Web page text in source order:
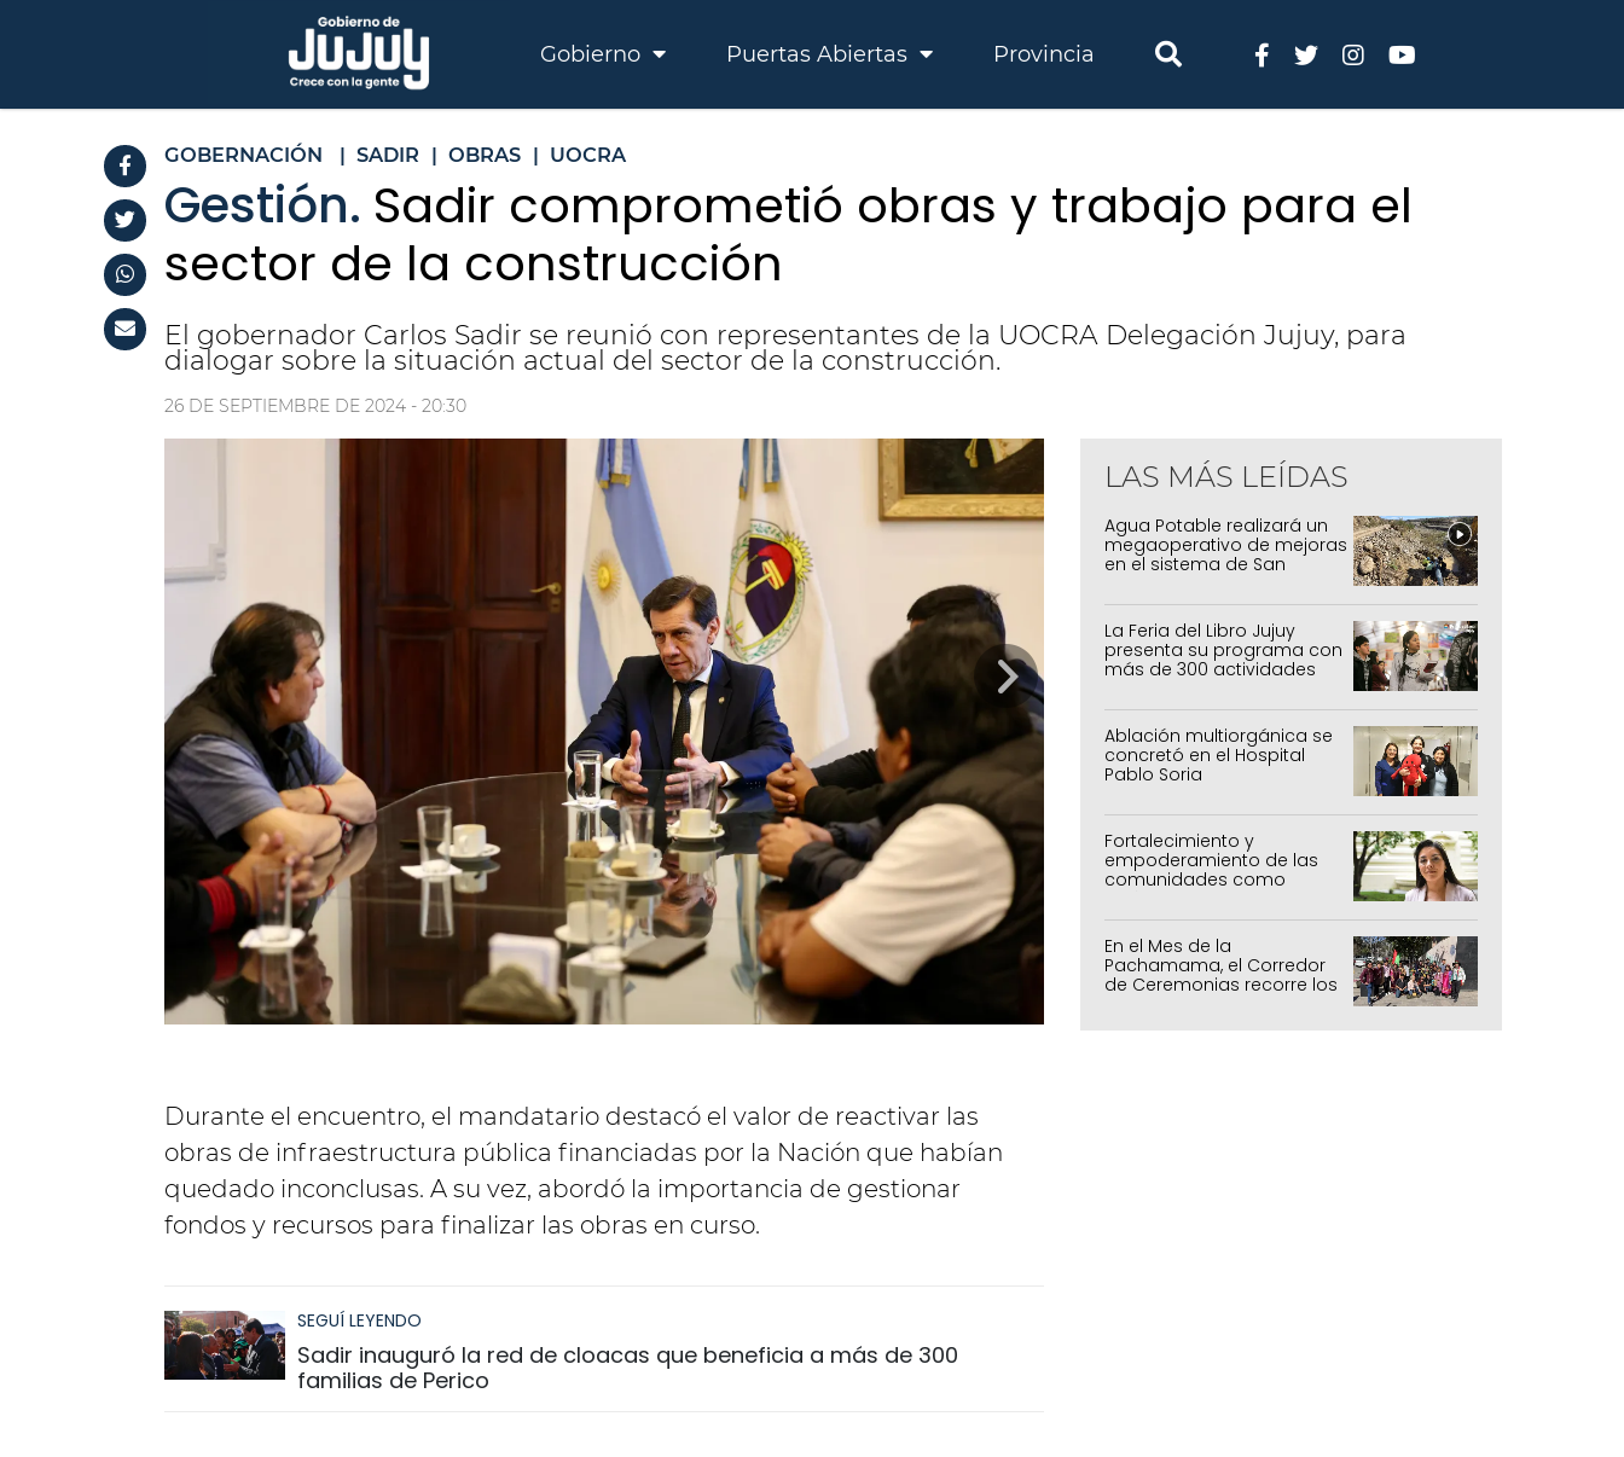
Gobierno Puertas Abiertas Provincia
GOBERNACIÓN | SADIR | OBRAS | UOCRA
Gestión. Sadir comprometió obras y trabajo para el
sector de la construcción
El gobernador Carlos Sadir se reunió con representantes de la UOCRA Delegación Jujuy, para
dialogar sobre la situación actual del sector de la construcción.
26 DE SEPTIEMBRE DE 2024 - 20:30
Durante el encuentro, el mandatario destacó el valor de reactivar las
obras de infraestructura pública financiadas por la Nación que habían
quedado inconclusas. A su vez, abordó la importancia de gestionar
fondos y recursos para finalizar las obras en curso.
SEGUÍ LEYENDO
Sadir inauguró la red de cloacas que beneficia a más de 300
familias de Perico
LAS MÁS LEÍDAS
Agua Potable realizará un
megaoperativo de mejoras
en el sistema de San
La Feria del Libro Jujuy
presenta su programa con
más de 300 actividades
Ablación multiorgánica se
concretó en el Hospital
Pablo Soria
Fortalecimiento y
empoderamiento de las
comunidades como
En el Mes de la
Pachamama, el Corredor
de Ceremonias recorre los